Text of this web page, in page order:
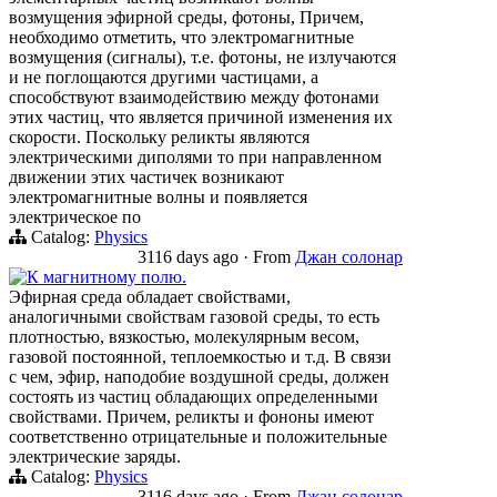
возмущения эфирной среды, фотоны, Причем,
необходимо отметить, что электромагнитные
возмущения (сигналы), т.е. фотоны, не излучаются
и не поглощаются другими частицами, а
способствуют взаимодействию между фотонами
этих частиц, что является причиной изменения их
скорости. Поскольку реликты являются
электрическими диполями то при направленном
движении этих частичек возникают
электромагнитные волны и появляется
электрическое по
Catalog: Physics
3116 days ago · From Джан солонар
К магнитному полю.
Эфирная среда обладает свойствами,
аналогичными свойствам газовой среды, то есть
плотностью, вязкостью, молекулярным весом,
газовой постоянной, теплоемкостью и т.д. В связи
с чем, эфир, наподобие воздушной среды, должен
состоять из частиц обладающих определенными
свойствами. Причем, реликты и фононы имеют
соответственно отрицательные и положительные
электрические заряды.
Catalog: Physics